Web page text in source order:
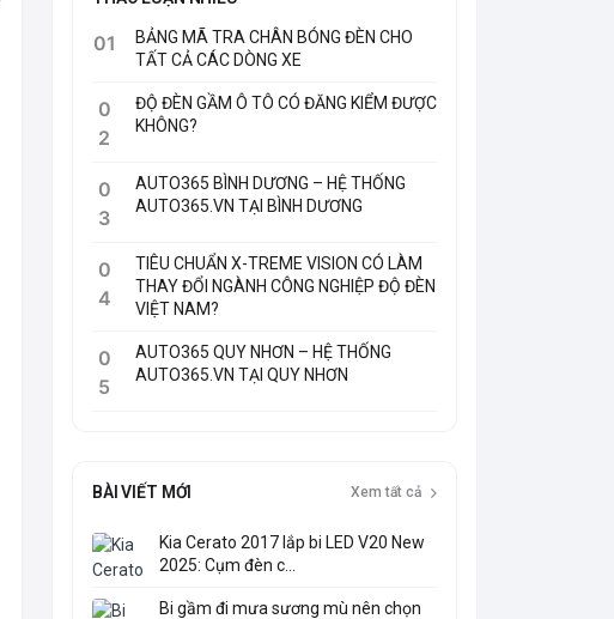
01
BẢNG MÃ TRA CHÂN BÓNG ĐÈN CHO
TẤT CẢ CÁC DÒNG XE
0
2
ĐỘ ĐÈN GẦM Ô TÔ CÓ ĐĂNG KIỂM ĐƯỢC
KHÔNG?
0
3
AUTO365 BÌNH DƯƠNG – HỆ THỐNG
AUTO365.VN TẠI BÌNH DƯƠNG
0
4
TIÊU CHUẨN X-TREME VISION CÓ LÀM
THAY ĐỔI NGÀNH CÔNG NGHIỆP ĐỘ ĐÈN
VIỆT NAM?
0
5
AUTO365 QUY NHƠN – HỆ THỐNG
AUTO365.VN TẠI QUY NHƠN
BÀI VIẾT MỚI Xem tất cả
Kia Cerato 2017 lắp bi LED V20 New
2025: Cụm đèn c...
Bi gầm đi mưa sương mù nên chọn